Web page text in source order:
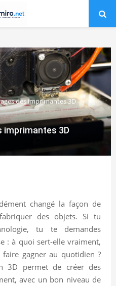
des imprimantes 3D
imprimantes 3D
changé la façon de
des objets. Si tu
tu te demandes
: à quoi sert-elle vraiment,
faire gagner au quotidien ?
3D permet de créer des
avec un bon niveau de